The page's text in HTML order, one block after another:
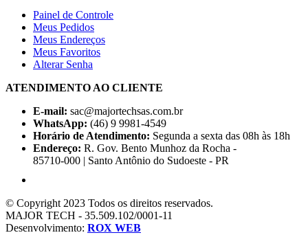
Painel de Controle
Meus Pedidos
Meus Endereços
Meus Favoritos
Alterar Senha
ATENDIMENTO AO CLIENTE
E-mail: sac@majortechsas.com.br
WhatsApp: (46) 9 9981-4549
Horário de Atendimento: Segunda a sexta das 08h às 18h
Endereço: R. Gov. Bento Munhoz da Rocha -
85710-000 | Santo Antônio do Sudoeste - PR
© Copyright 2023 Todos os direitos reservados.
MAJOR TECH - 35.509.102/0001-11
Desenvolvimento: ROX WEB